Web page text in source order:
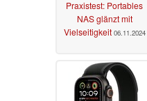
Praxistest: Portables
NAS glänzt mit
Vielseitigkeit 06.11.2024